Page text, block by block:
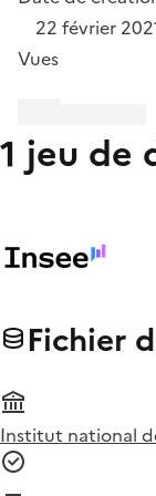
22 février
Vues
1 jeu de
Fichier
Institut national